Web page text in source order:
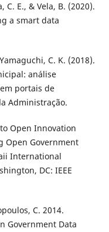
C. E., & Vela, B. (2020).
a smart data
C. K. (2018).
análise
portais de
Administração.
Open Innovation
Open Government
International
DC: IEEE
C. 2014.
Government Data